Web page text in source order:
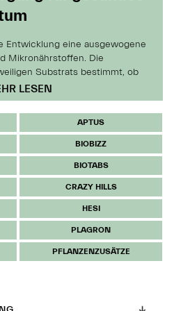
Entwicklung eine ausgewogene
Mikronährstoffen. Die
Substrats bestimmt, ob
vorhanden sind oder ergänzt
„Dünger & Zusätze“ findest
Produktpalette, die auf
und
ist – ideal für Indoor- und
und anspruchsvolle
das Bodenleben und
Viele dieser
Rohstoffen wie Algen,
Materialien. Sie eignen
angelegte
eine kontinuierliche Versorgung
LESEN
APTUS
BIOBIZZ
BIOTABS
CRAZY HILLS
HESI
PLAGRON
PFLANZENZUSÄTZE